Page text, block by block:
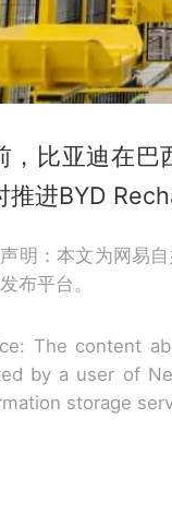
，比亚迪在巴
推进BYD
明：本文为网易
布平台。
The content
by a user of
storage